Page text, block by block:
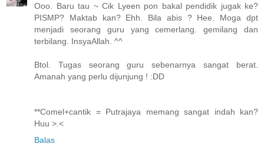
Ooo. Baru tau ~ Cik Lyeen pon bakal pendidik jugak ke?
PISMP? Maktab kan? Ehh. Bila abis ? Hee. Moga dpt
menjadi seorang guru yang cemerlang. gemilang dan
terbilang. InsyaAllah. ^^
Btol. Tugas seorang guru sebenarnya sangat berat.
Amanah yang perlu dijunjung ! :DD
**Comel+cantik = Putrajaya memang sangat indah kan?
Huu >.<
Balas